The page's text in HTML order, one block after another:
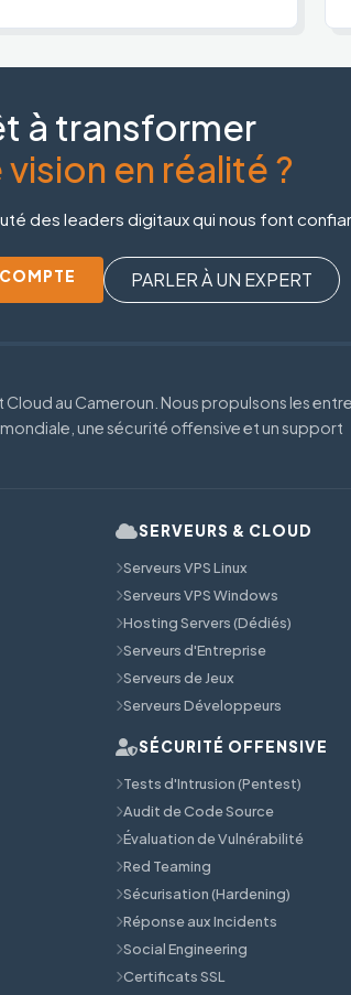
à transformer
en réalité ?
des leaders digitaux qui nous font
PARLER À UN EXPERT
au Cameroun. Nous propulsons les
une sécurité offensive et un support
SERVEURS & CLOUD
Serveurs VPS Linux
Serveurs VPS Windows
Hosting Servers (Dédiés)
Serveurs d'Entreprise
Serveurs de Jeux
Serveurs Développeurs
SÉCURITÉ OFFENSIVE
Tests d'Intrusion (Pentest)
Audit de Code Source
Évaluation de Vulnérabilité
Red Teaming
Sécurisation (Hardening)
Réponse aux Incidents
Social Engineering
Certificats SSL